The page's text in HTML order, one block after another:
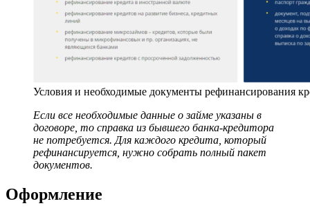
Условия и необходимые документы рефинансирования
Если все необходимые данные о займе указаны в
договоре, то справка из бывшего банка-кредитора
не потребуется. Для каждого кредита, который
рефинансируется, нужно собрать полный пакет
документов.
Оформление